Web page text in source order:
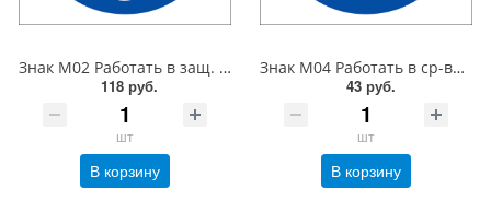
Знак M02 Работать в защ. каске (шлеме). 200x200 мм. пластик 2 мм
118 руб.
шт
В корзину
Знак M04 Работать в ср-вах инд. защиты органов дыхания. 200x200 мм. пленка
43 руб.
шт
В корзину